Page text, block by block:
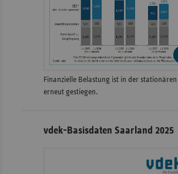
Finanzielle Belastung ist in der stationären
erneut gestiegen.
vdek-Basisdaten Saarland 2025